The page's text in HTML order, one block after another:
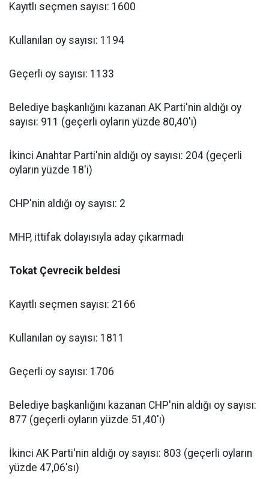
Kayıtlı seçmen sayısı: 1600
Kullanılan oy sayısı: 1194
Geçerli oy sayısı: 1133
Belediye başkanlığını kazanan AK Parti'nin aldığı oy
sayısı: 911 (geçerli oyların yüzde 80,40'ı)
İkinci Anahtar Parti'nin aldığı oy sayısı: 204 (geçerli
oyların yüzde 18'i)
CHP'nin aldığı oy sayısı: 2
MHP, ittifak dolayısıyla aday çıkarmadı
Tokat Çevrecik beldesi
Kayıtlı seçmen sayısı: 2166
Kullanılan oy sayısı: 1811
Geçerli oy sayısı: 1706
Belediye başkanlığını kazanan CHP'nin aldığı oy sayısı:
877 (geçerli oyların yüzde 51,40'ı)
İkinci AK Parti'nin aldığı oy sayısı: 803 (geçerli oyların
yüzde 47,06'sı)